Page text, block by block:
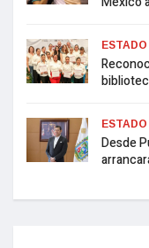
ESTADO
ESTADO
Desde